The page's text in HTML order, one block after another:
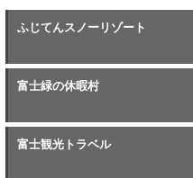
ふじてんスノーリゾート
富士緑の休暇村
富士観光トラベル